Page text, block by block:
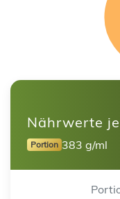
Nährwerte
Portion 383 g/ml